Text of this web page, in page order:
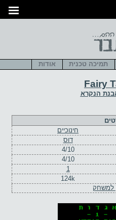
Fairy
חינוכיים
דוס
4/10
4/10
1
124k
למשחק
תמיכה טכנית אודות